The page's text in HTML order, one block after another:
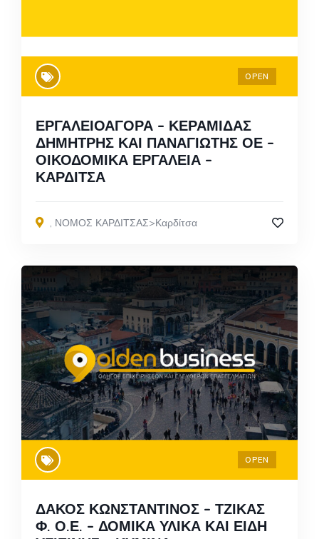
OPEN
ΕΡΓΑΛΕΙΟΑΓΟΡΑ – ΚΕΡΑΜΙΔΑΣ
ΔΗΜΗΤΡΗΣ ΚΑΙ ΠΑΝΑΓΙΩΤΗΣ ΟΕ –
ΟΙΚΟΔΟΜΙΚΑ ΕΡΓΑΛΕΙΑ –
ΚΑΡΔΙΤΣΑ
, ΝΟΜΟΣ ΚΑΡΔΙΤΣΑΣ>Καρδίτσα
OPEN
ΔΑΚΟΣ ΚΩΝΣΤΑΝΤΙΝΟΣ – ΤΖΙΚΑΣ
Φ. Ο.Ε. – ΔΟΜΙΚΑ ΥΛΙΚΑ ΚΑΙ ΕΙΔΗ